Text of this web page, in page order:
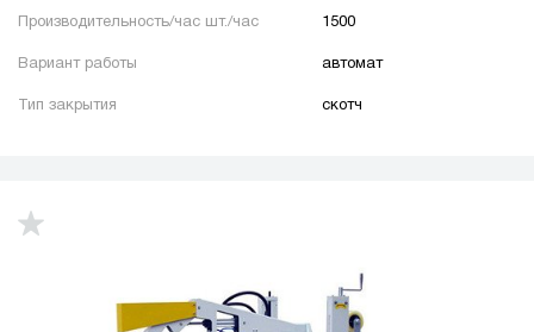
Производительность/час шт./час 1500
Вариант работы автомат
Тип закрытия скотч